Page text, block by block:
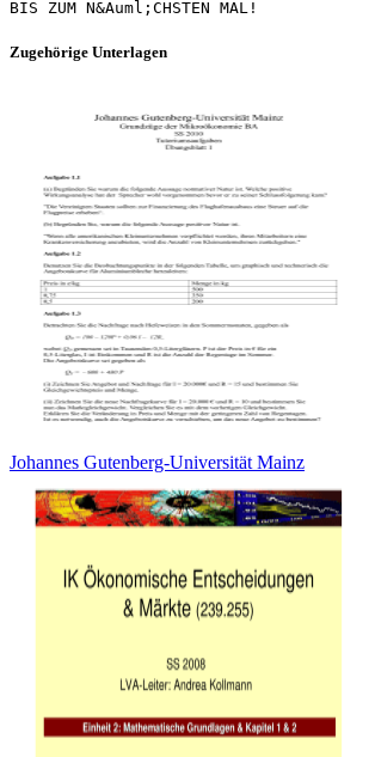
Zugehörige Unterlagen
Johannes Gutenberg-Universität Mainz